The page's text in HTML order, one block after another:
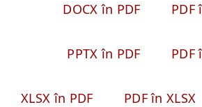
DOCX în PDF PDF
PPTX în PDF PDF
XLSX în PDF PDF în XLSX